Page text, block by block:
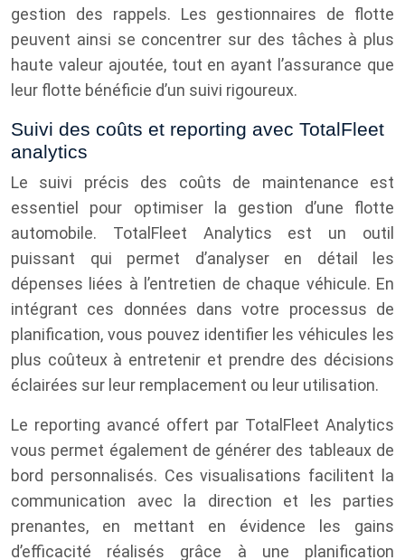
gestion des rappels. Les gestionnaires de flotte
peuvent ainsi se concentrer sur des tâches à plus
haute valeur ajoutée, tout en ayant l’assurance que
leur flotte bénéficie d’un suivi rigoureux.
Suivi des coûts et reporting avec TotalFleet
analytics
Le suivi précis des coûts de maintenance est
essentiel pour optimiser la gestion d’une flotte
automobile. TotalFleet Analytics est un outil
puissant qui permet d’analyser en détail les
dépenses liées à l’entretien de chaque véhicule. En
intégrant ces données dans votre processus de
planification, vous pouvez identifier les véhicules les
plus coûteux à entretenir et prendre des décisions
éclairées sur leur remplacement ou leur utilisation.
Le reporting avancé offert par TotalFleet Analytics
vous permet également de générer des tableaux de
bord personnalisés. Ces visualisations facilitent la
communication avec la direction et les parties
prenantes, en mettant en évidence les gains
d’efficacité réalisés grâce à une planification